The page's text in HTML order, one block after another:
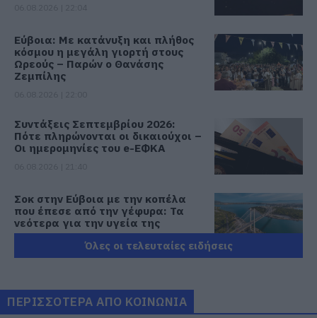
Εύβοια: Με κατάνυξη και πλήθος
κόσμου η μεγάλη γιορτή στους
Ωρεούς – Παρών ο Θανάσης
Ζεμπίλης
Συντάξεις Σεπτεμβρίου 2026:
Πότε πληρώνονται οι δικαιούχοι –
Οι ημερομηνίες του e-ΕΦΚΑ
Σοκ στην Εύβοια με την κοπέλα
που έπεσε από την γέφυρα: Τα
νεότερα για την υγεία της
06.08.2026 | 21:20
– Νέο βίντεο
Όλες οι τελευταίες ειδήσεις
ΠΕΡΙΣΣΟΤΕΡΑ ΑΠΟ ΚΟΙΝΩΝΙΑ